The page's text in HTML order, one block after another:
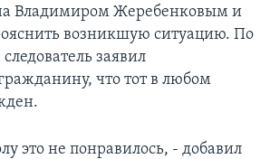
Владимиром Жеребенковым и
возникшую ситуацию. По
заявил
что тот в любом
это не понравилось, - добавил